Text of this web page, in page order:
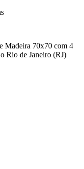
Madeira 70x70 com 4
Rio de Janeiro (RJ)